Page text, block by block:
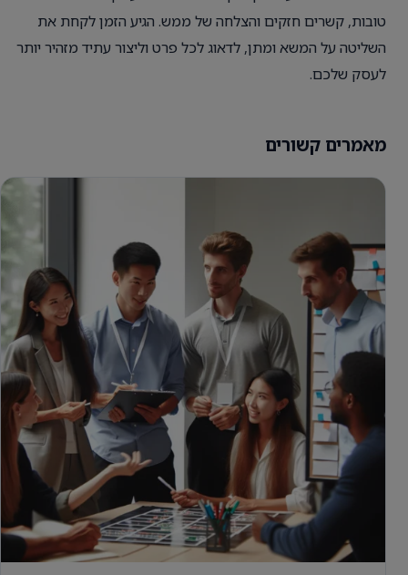
טובות, קשרים חזקים והצלחה של ממש. הגיע הזמן לקחת את
השליטה על המשא ומתן, לדאוג לכל פרט וליצור עתיד מזהיר יותר
לעסק שלכם.
מאמרים קשורים